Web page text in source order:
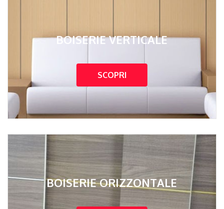
BOISERIE VERTICALE
SCOPRI
BOISERIE ORIZZONTALE